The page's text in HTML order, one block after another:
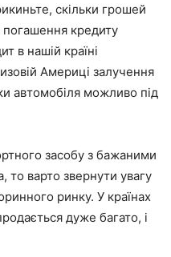
скільки грошей
погашення кредиту
в нашій країні
Америці залучення
автомобіля можливо під
засобу з бажаними
варто звернути увагу
ринку. У країнах
дуже багато, і